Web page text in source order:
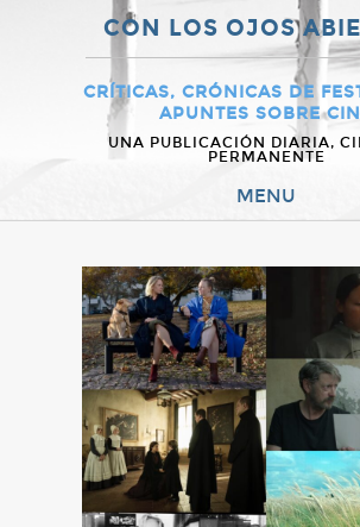
CON LOS OJOS
CRÍTICAS, CRÓNICAS DE
APUNTES SOBRE
UNA PUBLICACIÓN DIARIA,
PERMANENTE
MENU